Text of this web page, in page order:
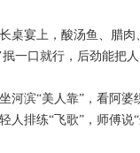
桌宴上，酸汤鱼、腊肉
抿一口就行，后劲能把人
河滨“美人靠”，看阿婆
人排练“飞歌”，师傅说